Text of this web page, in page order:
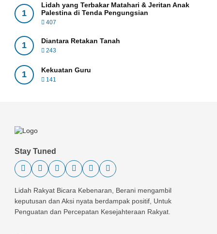
1
Lidah yang Terbakar Matahari & Jeritan Anak
Palestina di Tenda Pengungsian
407
1 Diantara Retakan Tanah
243
1 Kekuatan Guru
141
Stay Tuned
Lidah Rakyat Bicara Kebenaran, Berani mengambil
keputusan dan Aksi nyata berdampak positif, Untuk
Penguatan dan Percepatan Kesejahteraan Rakyat.